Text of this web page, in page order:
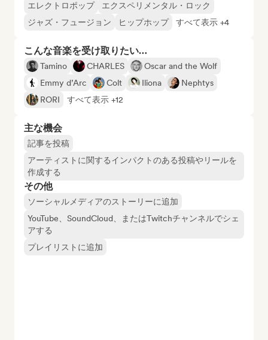
エレクトロポップ
エクスペリメンタル・ロック
ジャズ・フュージョン
ヒップホップ すべて表示 +4
こんな音楽を受け取りたい…
Tamino CHARLES
Oscar and the Wolf
Emmy d’Arc
Colt Iliona
Nephtys
RORI
すべて表示 +12
主な機会
記事を投稿
アーティストに関するインパクトのある投稿やリールを
作成する
その他
ソーシャルメディアのストーリーに追加
YouTube、SoundCloud、またはTwitchチャンネルでシェ
アする
プレイリストに追加